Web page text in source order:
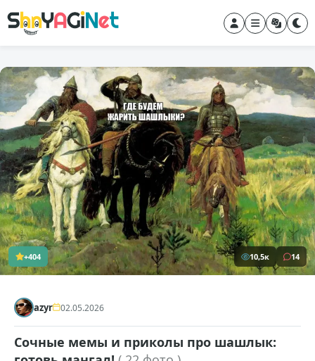
+404 10,5к 14
azyr 02.05.2026
Сочные мемы и приколы про шашлык: